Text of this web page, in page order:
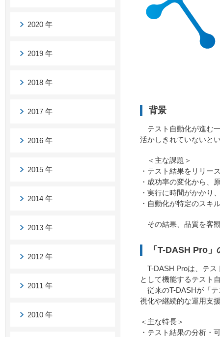
背景
テスト自動化が進む
活かしきれていないと
＜主な課題＞
・テスト結果をリリー
・成功率の変化から、
・実行に時間がかかり
・自動化が特定のスキ
その結果、品質を客
「T-DASH Pro」
T-DASH Proは、テス
として機能するテスト
従来のT-DASHが「テ
視化や継続的な運用支
＜主な特長＞
・テスト結果の分析・
2020 年
2019 年
2018 年
2017 年
2016 年
2015 年
2014 年
2013 年
2012 年
2011 年
2010 年